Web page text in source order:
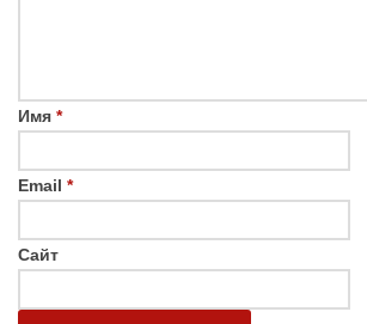
Имя *
Email *
Сайт